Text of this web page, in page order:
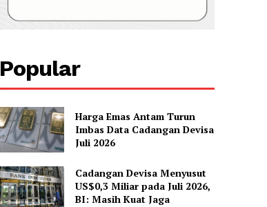
Popular
Harga Emas Antam Turun
Imbas Data Cadangan Devisa
Juli 2026
Cadangan Devisa Menyusut
US$0,3 Miliar pada Juli 2026,
BI: Masih Kuat Jaga